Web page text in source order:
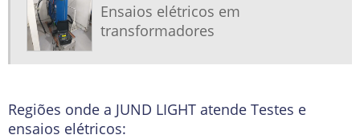
Ensaios elétricos em
transformadores
Regiões onde a JUND LIGHT atende Testes e
ensaios elétricos: